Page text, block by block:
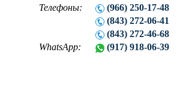
Телефоны:
(966) 250-17-48
(843) 272-06-41
(843) 272-46-68
WhatsApp:
(917) 918-06-39